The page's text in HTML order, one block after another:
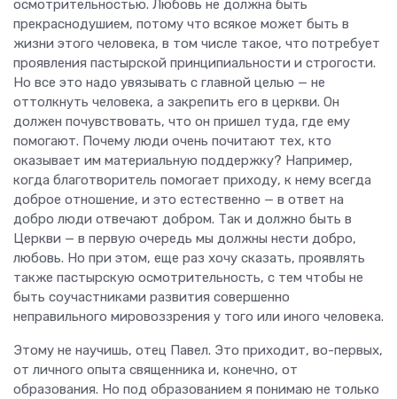
осмотрительностью. Любовь не должна быть
прекраснодушием, потому что всякое может быть в
жизни этого человека, в том числе такое, что потребует
проявления пастырской принципиальности и строгости.
Но все это надо увязывать с главной целью — не
оттолкнуть человека, а закрепить его в церкви. Он
должен почувствовать, что он пришел туда, где ему
помогают. Почему люди очень почитают тех, кто
оказывает им материальную поддержку? Например,
когда благотворитель помогает приходу, к нему всегда
доброе отношение, и это естественно — в ответ на
добро люди отвечают добром. Так и должно быть в
Церкви — в первую очередь мы должны нести добро,
любовь. Но при этом, еще раз хочу сказать, проявлять
также пастырскую осмотрительность, с тем чтобы не
быть соучастниками развития совершенно
неправильного мировоззрения у того или иного человека.
Этому не научишь, отец Павел. Это приходит, во-первых,
от личного опыта священника и, конечно, от
образования. Но под образованием я понимаю не только